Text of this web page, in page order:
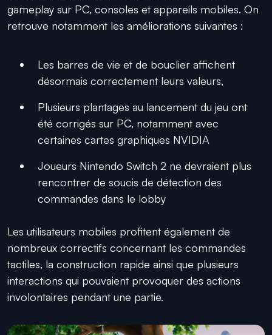
gameplay sur PC, consoles et appareils mobiles. On
retrouve notamment les améliorations suivantes :
Les barres de vie et de bouclier affichent
désormais correctement leurs valeurs,
Plusieurs plantages au lancement du jeu ont
été corrigés sur PC, notamment avec
certaines cartes graphiques NVIDIA
Joueurs Nintendo Switch 2 ne devraient plus
rencontrer de soucis de détection des
commandes dans le lobby
Les utilisateurs mobiles profitent également de
nombreux correctifs concernant les commandes
tactiles, la construction rapide ainsi que plusieurs
interactions qui pouvaient provoquer des actions
involontaires pendant une partie.